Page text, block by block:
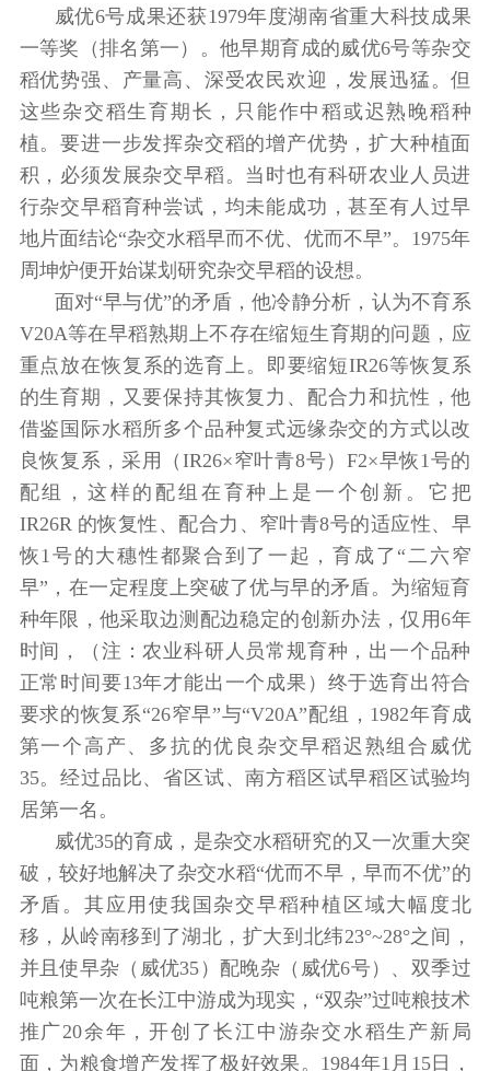
威优6号成果还获1979年度湖南省重大科技成果
一等奖（排名第一）。他早期育成的威优6号等杂交
稻优势强、产量高、深受农民欢迎，发展迅猛。但
这些杂交稻生育期长，只能作中稻或迟熟晚稻种
植。要进一步发挥杂交稻的增产优势，扩大种植面
积，必须发展杂交早稻。当时也有科研农业人员进
行杂交早稻育种尝试，均未能成功，甚至有人过早
地片面结论“杂交水稻早而不优、优而不早”。1975年
周坤炉便开始谋划研究杂交早稻的设想。
面对“早与优”的矛盾，他冷静分析，认为不育系
V20A等在早稻熟期上不存在缩短生育期的问题，应
重点放在恢复系的选育上。即要缩短IR26等恢复系
的生育期，又要保持其恢复力、配合力和抗性，他
借鉴国际水稻所多个品种复式远缘杂交的方式以改
良恢复系，采用（IR26×窄叶青8号）F2×早恢1号的
配组，这样的配组在育种上是一个创新。它把
IR26R 的恢复性、配合力、窄叶青8号的适应性、早
恢1号的大穗性都聚合到了一起，育成了“二六窄
早”，在一定程度上突破了优与早的矛盾。为缩短育
种年限，他采取边测配边稳定的创新办法，仅用6年
时间，（注：农业科研人员常规育种，出一个品种
正常时间要13年才能出一个成果）终于选育出符合
要求的恢复系“26窄早”与“V20A”配组，1982年育成
第一个高产、多抗的优良杂交早稻迟熟组合威优
35。经过品比、省区试、南方稻区试早稻区试验均
居第一名。
威优35的育成，是杂交水稻研究的又一次重大突
破，较好地解决了杂交水稻“优而不早，早而不优”的
矛盾。其应用使我国杂交早稻种植区域大幅度北
移，从岭南移到了湖北，扩大到北纬23°~28°之间，
并且使早杂（威优35）配晚杂（威优6号）、双季过
吨粮第一次在长江中游成为现实，“双杂”过吨粮技术
推广20余年，开创了长江中游杂交水稻生产新局
面，为粮食增产发挥了极好效果。1984年1月15日，